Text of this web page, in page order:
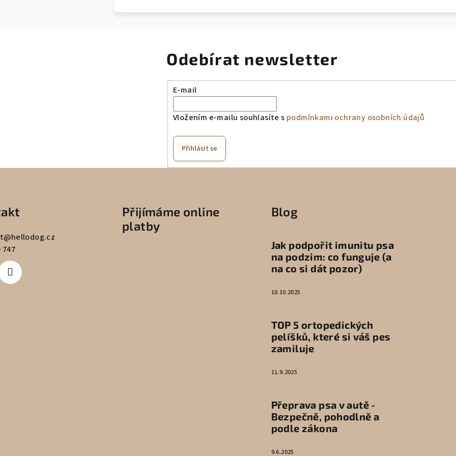
Odebírat newsletter
E-mail
Vložením e-mailu souhlasíte s podmínkami ochrany osobních údajů
Přihlásit se
@hellodog.cz
747
Přijímáme online
platby
Blog
Jak podpořit imunitu psa
na podzim: co funguje (a
na co si dát pozor)
10.10.2025
TOP 5 ortopedických
pelíšků, které si váš pes
zamiluje
11.9.2025
Přeprava psa v autě -
Bezpečně, pohodlně a
podle zákona
9.6.2025